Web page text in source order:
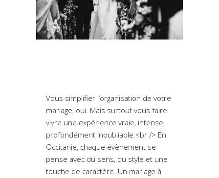
Vous simplifier l’organisation de votre
mariage, oui. Mais surtout vous faire
vivre une expérience vraie, intense,
profondément inoubliable.<br /> En
Occitanie, chaque évènement se
pense avec du sens, du style et une
touche de caractère. Un mariage à